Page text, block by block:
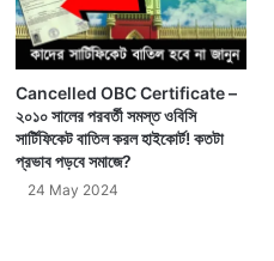
Cancelled OBC Certificate –
২০১০ সালের পরবর্তী সমস্ত ওবিসি
সার্টিফিকেট বাতিল করল হাইকোর্ট! কতটা
প্রভাব পড়বে সমাজে?
24 May 2024